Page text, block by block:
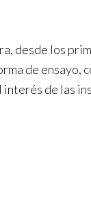
desde los
de ensayo,
de las